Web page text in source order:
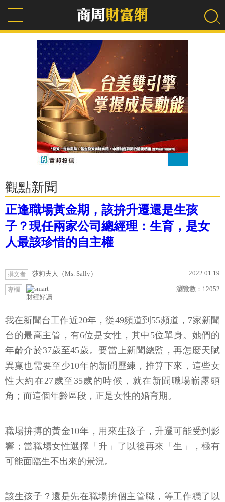
觀點新聞
正逢職場黃金期，該拚升遷還是生孩
子？現任兩家公司總經理：生育，是女
人最該珍惜的自主權
撰文者 莎莉夫人（Ms. Sally） 2022.01.19
專欄
財經好讀
瀏覽數： 12052
我在新聞台工作近20年，從49頻道到55頻道，7家新聞
台的最高主管，有6位是女性，其中5位單身。她們的
年齡介於37歲至45歲。要當上新聞總監，再怎麼天賦
異稟也需要至少10年的新聞歷練，推算下來，這些女
性大約在27歲至35歲的時候，就在新聞職場嶄露頭
角；而這個年齡區段，正是女性的婚育期。
職場拚搏的黃金10年，用來生孩子，升遷可能受到影
響；當職場女性選擇「升」了以後再來「生」，極有
可能面臨生不出來的景況。
該生孩子？還是先在職場拚個主管職，等工作穩了以